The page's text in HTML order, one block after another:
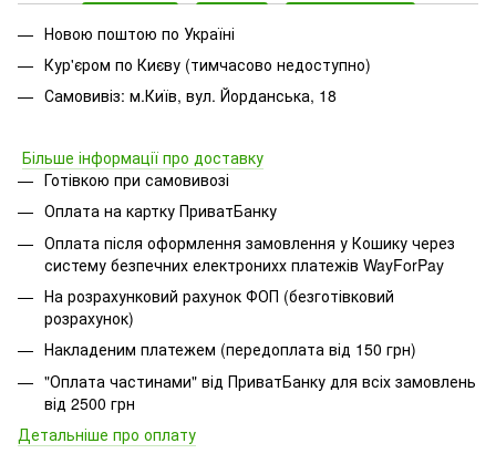
Новою поштою по Україні
Кур'єром по Києву (тимчасово недоступно)
Самовивіз: м.Київ, вул. Йорданська, 18
Більше інформації про доставку
Готівкою при самовивозі
Оплата на картку ПриватБанку
Оплата після оформлення замовлення у Кошику через
систему безпечних електронихх платежів WayForPay
На розрахунковий рахунок ФОП (безготівковий
розрахунок)
Накладеним платежем (передоплата від 150 грн)
"Оплата частинами" від ПриватБанку для всіх замовлень
від 2500 грн
Детальніше про оплату